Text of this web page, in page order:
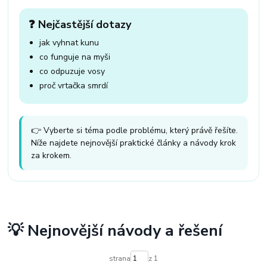
❓ Nejčastější dotazy
jak vyhnat kunu
co funguje na myši
co odpuzuje vosy
proč vrtačka smrdí
👉 Vyberte si téma podle problému, který právě řešíte.
Níže najdete nejnovější praktické články a návody krok
za krokem.
💡 Nejnovější návody a řešení
strana z 1